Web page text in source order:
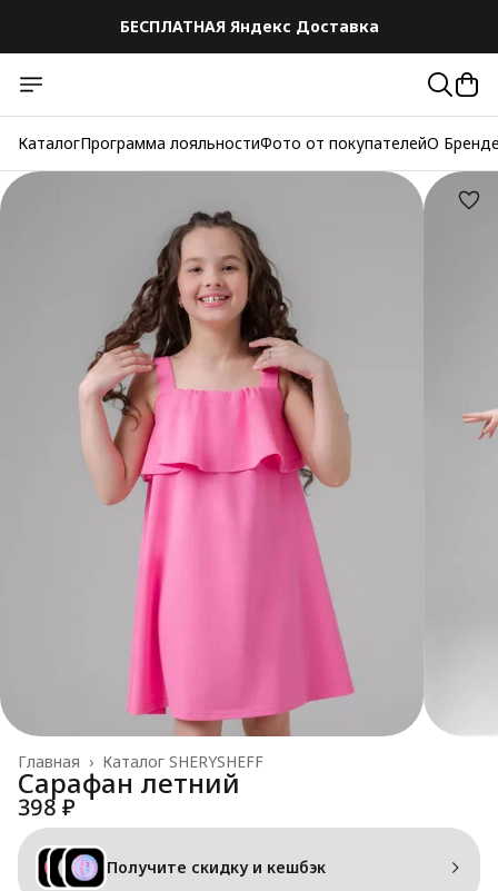
БЕСПЛАТНАЯ Яндекс Доставка
КаталогПрограмма лояльностиФото от покупателейО
Каталог SHERYSHEFF
Главная ›
Сарафан летний
398 ₽
Получите скидку и кешбэк